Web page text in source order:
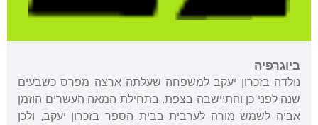
ביוגרפיה
נולדה בזכרון יעקב למשפחה שעלתה ארצה מפרס כשבעים
שנה לפני כן והתיישבה בצפת. בתחילת המאה העשרים הוזמן
אביה לשמש מורה לערבית בבית הספר בזכרון יעקב, ולכן